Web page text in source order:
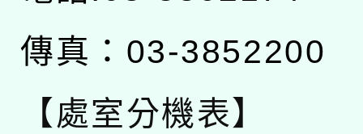
傳真：03-3852200
【處室分機表】